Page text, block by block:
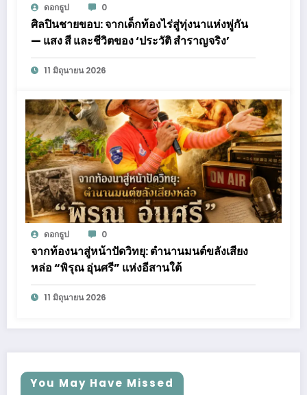
ดอกธูป 0
ศิลปินชายขอบ: จากเด็กท้องไร่สู่ทุ่งนาแห่งพู่กัน
— แสง สี และชีวิตของ ‘ประวัติ สำราญจริง’
11 มิถุนายน 2026
ดอกธูป 0
จากท้องนาสู่หน้าปัดวิทยุ: ตำนานมนต์ขลังเสียง
หล่อ “พิรุณ อุ่นศรี” แห่งอีสานใต้
11 มิถุนายน 2026
You May Have Missed